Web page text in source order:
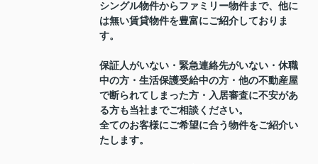
シングル物件からファミリー物件まで、他に
は無い賃貸物件を豊富にご紹介しておりま
す。
保証人がいない・緊急連絡先がいない・休職
中の方・生活保護受給中の方・他の不動産屋
で断られてしまった方・入居審査に不安があ
る方も当社までご相談ください。
全てのお客様にご希望に合う物件をご紹介い
たします。